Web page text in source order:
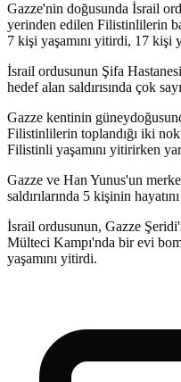
Gazze'nin doğusunda İsrail
yerinden edilen Filistinlilerin
7 kişi yaşamını yitirdi, 17 kişi
İsrail ordusunun Şifa
hedef alan saldırısında çok
Gazze kentinin
Filistinlilerin toplandığı iki
Filistinli yaşamını yitirirken
Gazze ve Han Yunus'un
saldırılarında 5 kişinin
İsrail ordusunun, Gazze
Mülteci Kampı'nda bir evi
yaşamını yitirdi.